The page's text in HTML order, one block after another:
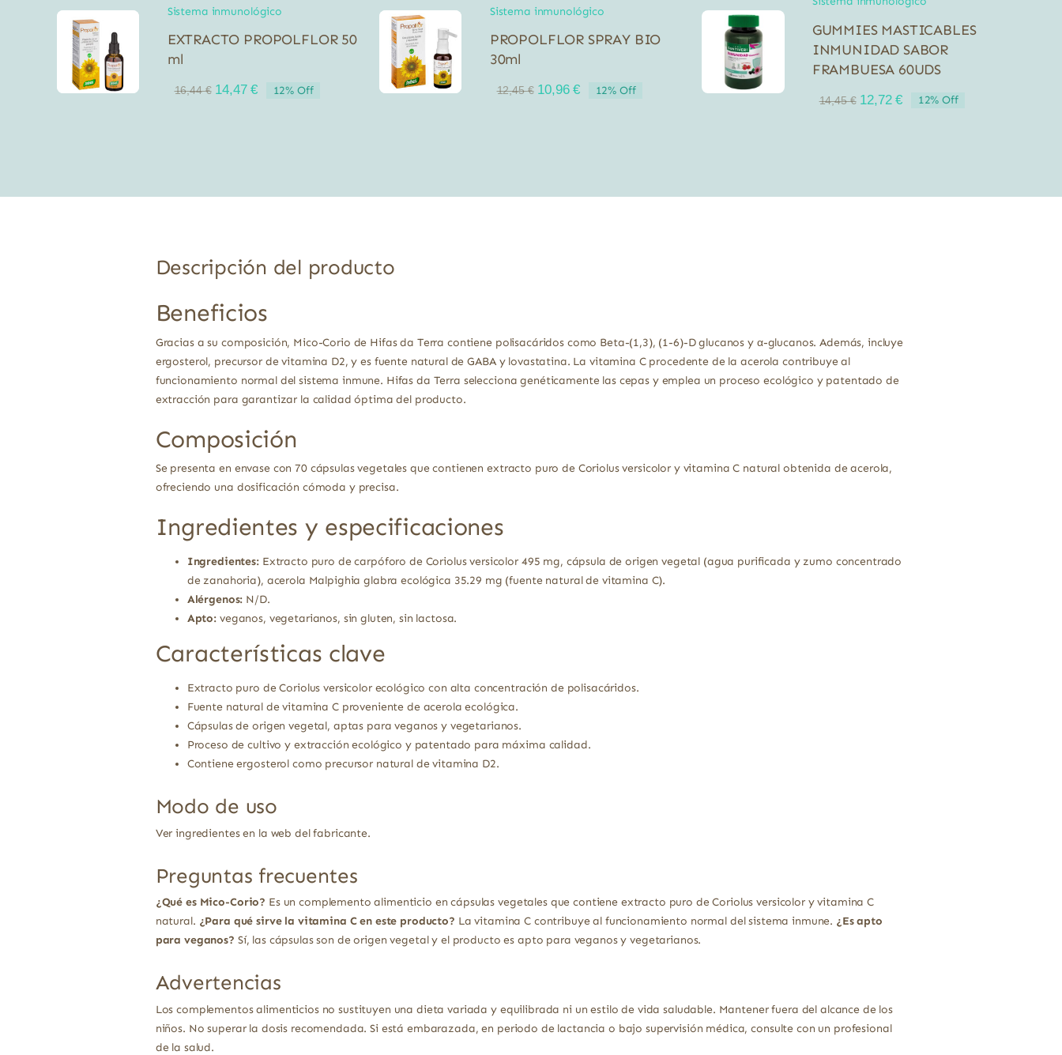
Sistema inmunológico
EXTRACTO PROPOLFLOR 50
ml
16,44€ El
14,47€El
12% Off
Sistema inmunológico
PROPOLFLOR SPRAY BIO
30ml
12,45€ El
10,96€El
12% Off
GUMMIES MASTICABLES
INMUNIDAD SABOR
FRAMBUESA 60UDS
14,45€ El
12,72€El
12% Off
Descripción del producto
Beneficios
Gracias a su composición, Mico-Corio de Hifas da Terra contiene polisacáridos como Beta-(1,3), (1-6)-D glucanos y α-glucanos. Además, incluye
ergosterol, precursor de vitamina D2, y es fuente natural de GABA y lovastatina. La vitamina C procedente de la acerola contribuye al
funcionamiento normal del sistema inmune. Hifas da Terra selecciona genéticamente las cepas y emplea un proceso ecológico y patentado de
extracción para garantizar la calidad óptima del producto.
Composición
Se presenta en envase con 70 cápsulas vegetales que contienen extracto puro de Coriolus versicolor y vitamina C natural obtenida de acerola,
ofreciendo una dosificación cómoda y precisa.
Ingredientes y especificaciones
Ingredientes:Extracto puro de carpóforo de Coriolus versicolor 495 mg, cápsula de origen vegetal (agua purificada y zumo concentrado
de zanahoria), acerola Malpighia glabra ecológica 35.29 mg (fuente natural de vitamina C).
Alérgenos: N/D.
Apto: veganos, vegetarianos, sin gluten, sin lactosa.
Características clave
Extracto puro de Coriolus versicolor ecológico con alta concentración de polisacáridos.
Fuente natural de vitamina C proveniente de acerola ecológica.
Cápsulas de origen vegetal, aptas para veganos y vegetarianos.
Proceso de cultivo y extracción ecológico y patentado para máxima calidad.
Contiene ergosterol como precursor natural de vitamina D2.
Modo de uso
Ver ingredientes en la web del fabricante.
Preguntas frecuentes
¿Qué es Mico-Corio? Es un complemento alimenticio en cápsulas vegetales que contiene extracto puro de Coriolus versicolor y vitamina C
natural. ¿Para qué sirve la vitamina C en este producto? La vitamina C contribuye al funcionamiento normal del sistema inmune. ¿Es apto
para veganos? Sí, las cápsulas son de origen vegetal y el producto es apto para veganos y vegetarianos.
Advertencias
Los complementos alimenticios no sustituyen una dieta variada y equilibrada ni un estilo de vida saludable. Mantener fuera del alcance de los
niños. No superar la dosis recomendada. Si está embarazada, en periodo de lactancia o bajo supervisión médica, consulte con un profesional
de la salud.